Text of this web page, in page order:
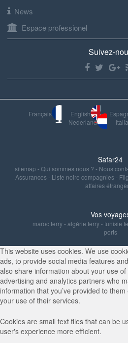
News
Espace professionel
Suivez-
Français English
Nederland
Safar24
sitemap -Qui sommes nous ? - Nous
Assurances- Liste noire compagnies-
affaires
Vos
maroc ferry-algérie ferry-tunisie
ports
This website uses cookies. We use
ads, to provide social media features
also share information about your use
advertising and analytics partners who
information that you’ve provided to
your use of their services.
Cookies are small text files that can be
user's experience more efficient.